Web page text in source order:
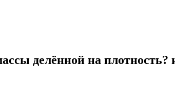
делённой на